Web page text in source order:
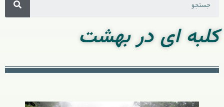
کلبه ای در بهشت